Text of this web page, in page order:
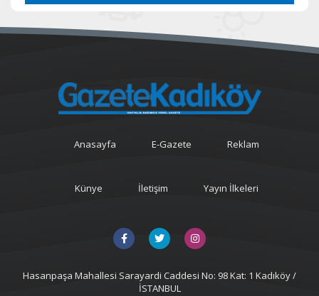
Anasayfa E-Gazete Reklam
Künye İletişim Yayın İlkeleri
Hasanpaşa Mahallesi Sarayardi Caddesi No: 98 Kat: 1 Kadıköy /
İSTANBUL